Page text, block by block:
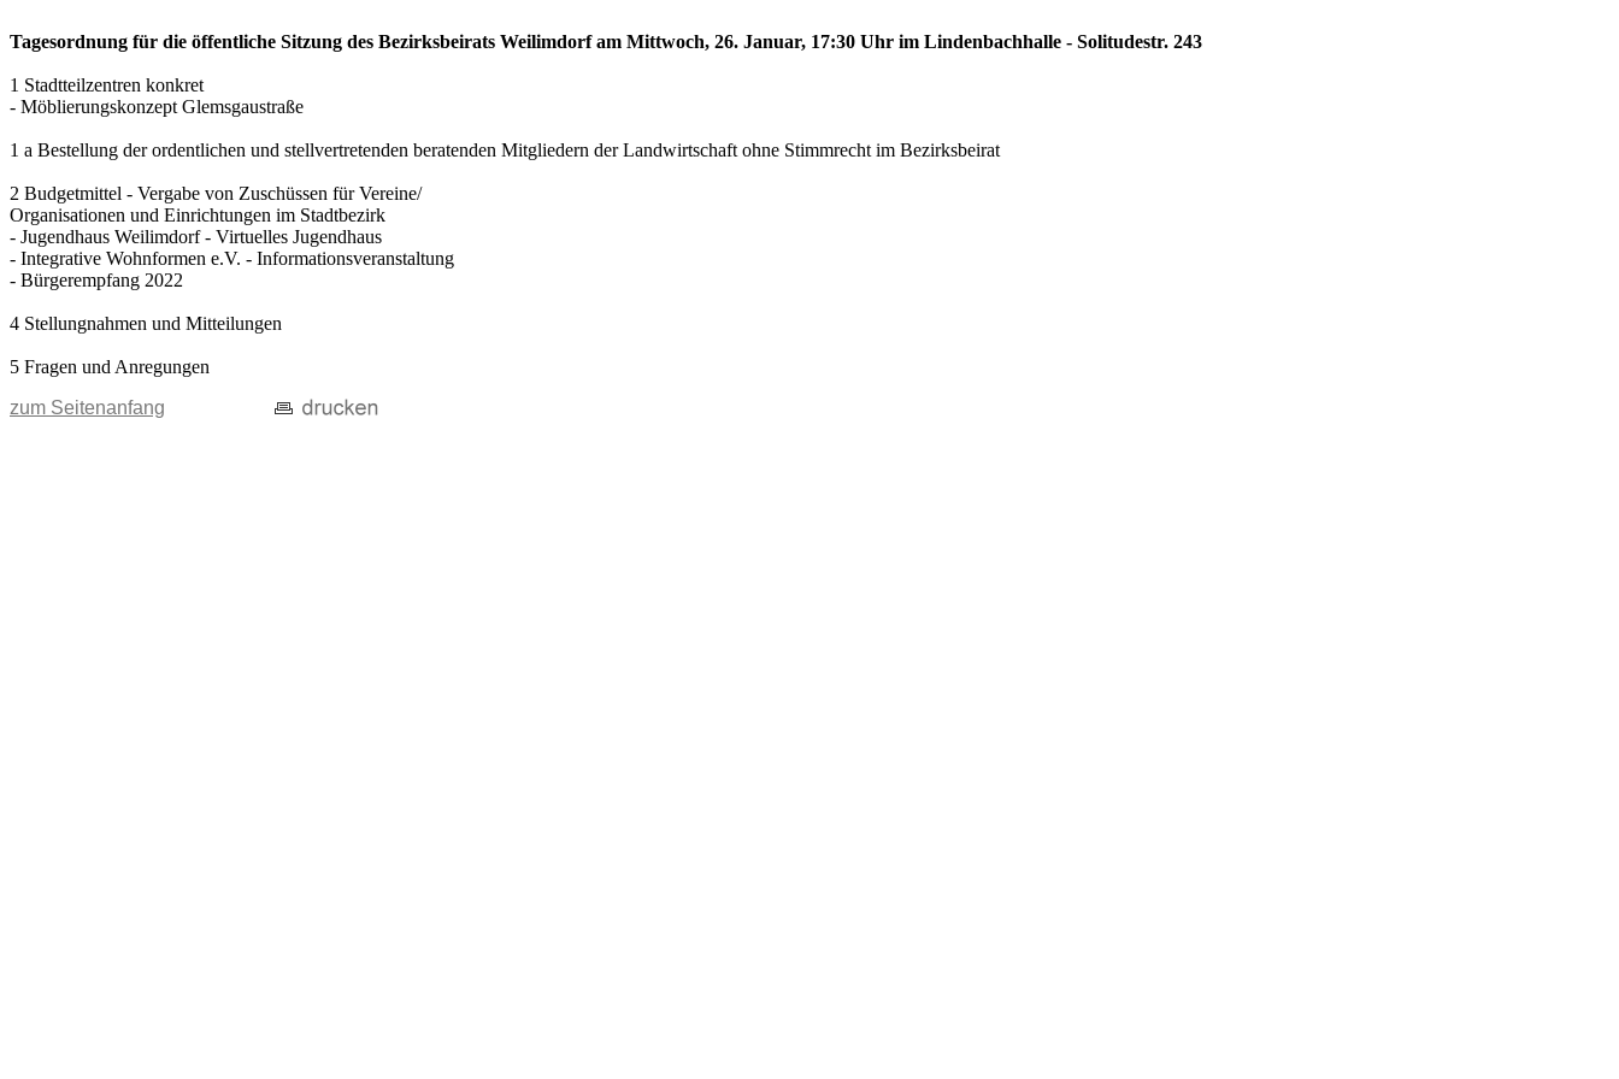
Tagesordnung für die öffentliche Sitzung des Bezirksbeirats Weilimdorf am Mittwoch, 26. Januar, 17:30 Uhr im Lindenbachhalle - Solitudestr. 243
1 Stadtteilzentren konkret
- Möblierungskonzept Glemsgaustraße
1 a Bestellung der ordentlichen und stellvertretenden beratenden Mitgliedern der Landwirtschaft ohne Stimmrecht im Bezirksbeirat
2 Budgetmittel - Vergabe von Zuschüssen für Vereine/
Organisationen und Einrichtungen im Stadtbezirk
- Jugendhaus Weilimdorf - Virtuelles Jugendhaus
- Integrative Wohnformen e.V. - Informationsveranstaltung
- Bürgerempfang 2022
4 Stellungnahmen und Mitteilungen
5 Fragen und Anregungen
zum Seitenanfang